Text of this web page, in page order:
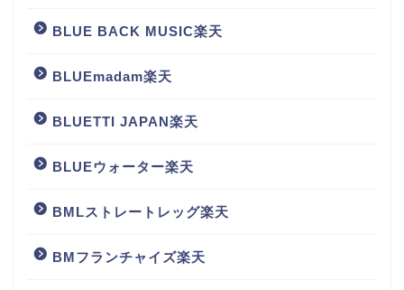
BLUE BACK MUSIC楽天
BLUEmadam楽天
BLUETTI JAPAN楽天
BLUEウォーター楽天
BMLストレートレッグ楽天
BMフランチャイズ楽天